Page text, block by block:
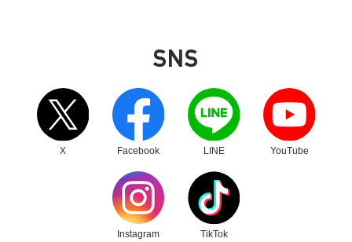
SNS
X
別ウィンドウリンク
Facebook
別ウィンドウリンク
LINE
別ウィンドウリンク
YouTube
別ウィンドウリンク
Instagram
別ウィンドウリンク
TikTok
別ウィンドウリンク